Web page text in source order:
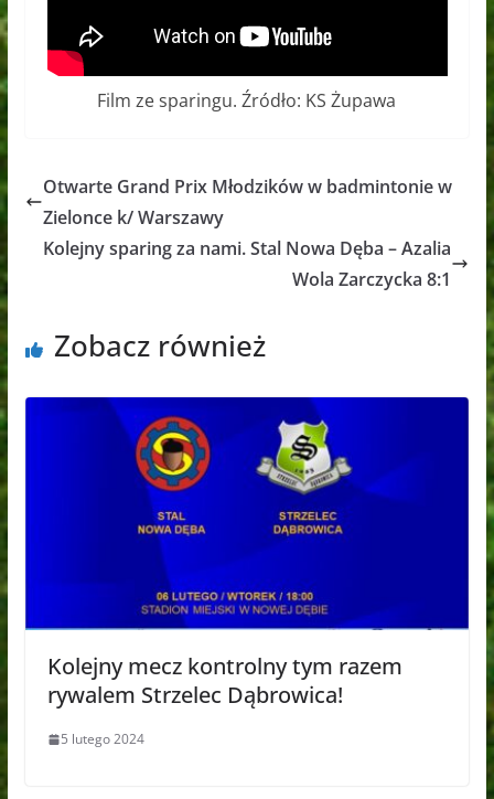
Film ze sparingu. Źródło: KS Żupawa
Otwarte Grand Prix Młodzików w badmintonie w
Zielonce k/ Warszawy
Kolejny sparing za nami. Stal Nowa Dęba – Azalia
Wola Zarczycka 8:1
Zobacz również
Kolejny mecz kontrolny tym razem
rywalem Strzelec Dąbrowica!
5 lutego 2024